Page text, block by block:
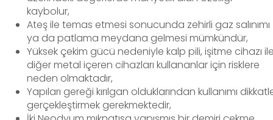
kaybolur,
Ateş ile temas etmesi sonucunda zehirli gaz salınımı
ya da patlama meydana gelmesi mümkündür,
Yüksek çekim gücü nedeniyle kalp pili, işitme cihazı
diğer metal içeren cihazları kullananlar için risklere
neden olmaktadır,
Yapıları gereği kırılgan olduklarından kullanımı
gerçekleştirmek gerekmektedir,